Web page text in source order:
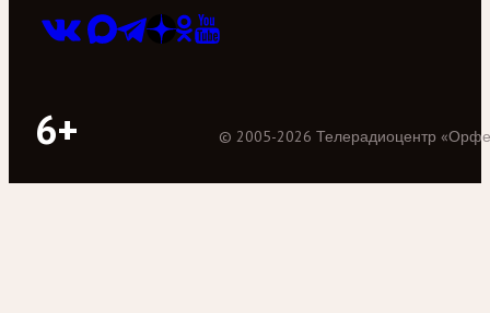
6+ © 2005-2026 Телерадиоцентр